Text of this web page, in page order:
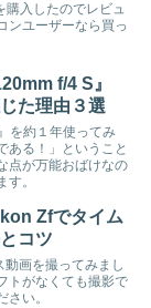
購入したのでレビュ
ンユーザーなら買っ
f/4 S』
た理由３選
を約１年使ってみ
ある！」ということ
点が万能おばけなの
。
Zfでタイム
コツ
画を撮ってみまし
トがなくても撮影で
い。